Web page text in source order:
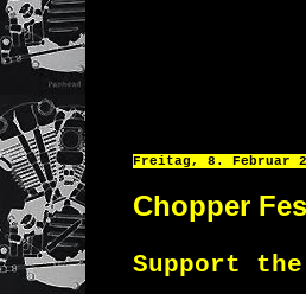
Freitag, 8. Februar
Chopper
Support